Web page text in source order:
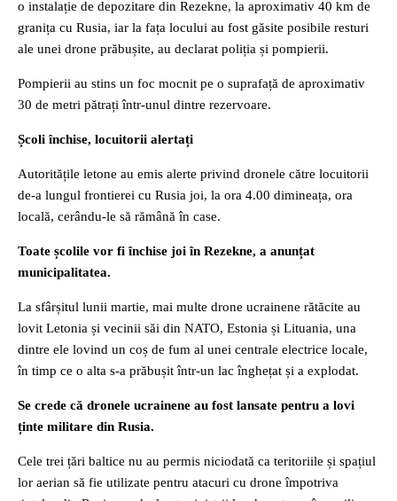
o instalație de depozitare din Rezekne, la aproximativ 40 km de
granița cu Rusia, iar la fața locului au fost găsite posibile resturi
ale unei drone prăbușite, au declarat poliția și pompierii.
Pompierii au stins un foc mocnit pe o suprafață de aproximativ
30 de metri pătrați într-unul dintre rezervoare.
Școli închise, locuitorii alertați
Autoritățile letone au emis alerte privind dronele către locuitorii
de-a lungul frontierei cu Rusia joi, la ora 4.00 dimineața, ora
locală, cerându-le să rămână în case.
Toate școlile vor fi închise joi în Rezekne, a anunțat
municipalitatea.
La sfârșitul lunii martie, mai multe drone ucrainene rătăcite au
lovit Letonia și vecinii săi din NATO, Estonia și Lituania, una
dintre ele lovind un coș de fum al unei centrale electrice locale,
în timp ce o alta s-a prăbușit într-un lac înghețat și a explodat.
Se crede că dronele ucrainene au fost lansate pentru a lovi
ținte militare din Rusia.
Cele trei țări baltice nu au permis niciodată ca teritoriile și spațiul
lor aerian să fie utilizate pentru atacuri cu drone împotriva